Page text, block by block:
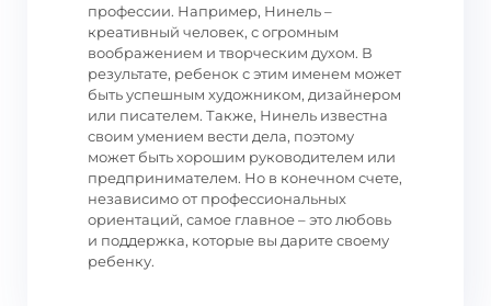
профессии. Например, Нинель –
креативный человек, с огромным
воображением и творческим духом. В
результате, ребенок с этим именем может
быть успешным художником, дизайнером
или писателем. Также, Нинель известна
своим умением вести дела, поэтому
может быть хорошим руководителем или
предпринимателем. Но в конечном счете,
независимо от профессиональных
ориентаций, самое главное – это любовь
и поддержка, которые вы дарите своему
ребенку.